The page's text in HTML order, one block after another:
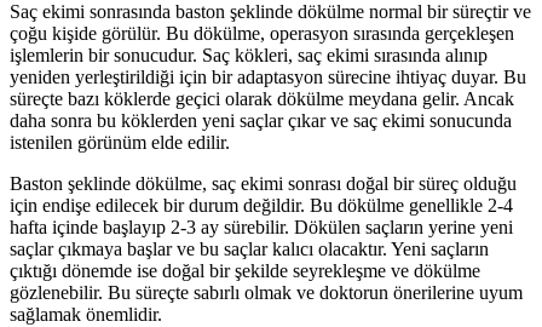
Saç ekimi sonrasında baston şeklinde dökülme normal bir süreçtir ve
çoğu kişide görülür. Bu dökülme, operasyon sırasında gerçekleşen
işlemlerin bir sonucudur. Saç kökleri, saç ekimi sırasında alınıp
yeniden yerleştirildiği için bir adaptasyon sürecine ihtiyaç duyar. Bu
süreçte bazı köklerde geçici olarak dökülme meydana gelir. Ancak
daha sonra bu köklerden yeni saçlar çıkar ve saç ekimi sonucunda
istenilen görünüm elde edilir.
Baston şeklinde dökülme, saç ekimi sonrası doğal bir süreç olduğu
için endişe edilecek bir durum değildir. Bu dökülme genellikle 2-4
hafta içinde başlayıp 2-3 ay sürebilir. Dökülen saçların yerine yeni
saçlar çıkmaya başlar ve bu saçlar kalıcı olacaktır. Yeni saçların
çıktığı dönemde ise doğal bir şekilde seyrekleşme ve dökülme
gözlenebilir. Bu süreçte sabırlı olmak ve doktorun önerilerine uyum
sağlamak önemlidir.